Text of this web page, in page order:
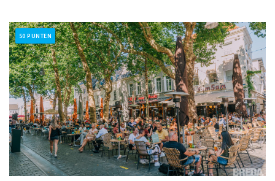
50 PUNTEN